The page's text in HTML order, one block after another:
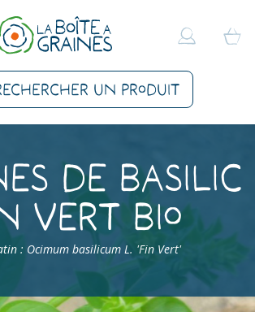
un produit
de Basilic
Vert Bio
: Ocimum basilicum L. 'Fin Vert'